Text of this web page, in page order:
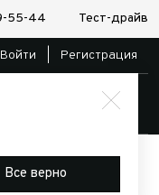
55-44 Тест-драйв
Все верно
Войти Регистрация
экспедиционный